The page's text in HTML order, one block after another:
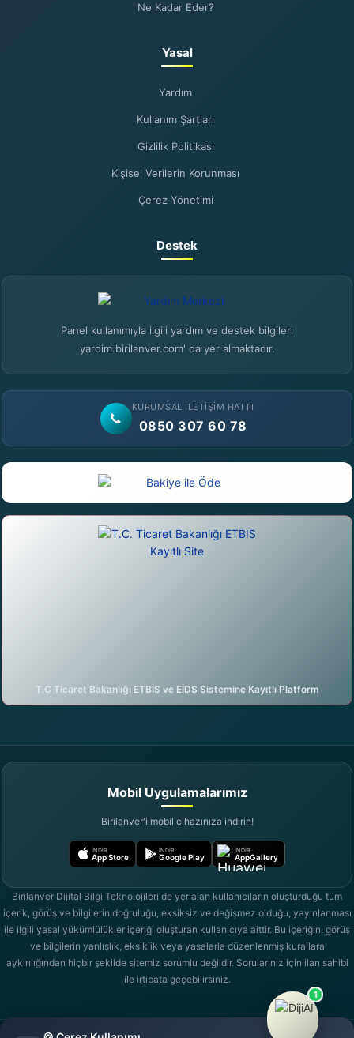
Ne Kadar Eder?
Yasal
Yardım
Kullanım Şartları
Gizlilik Politikası
Kişisel Verilerin Korunması
Çerez Yönetimi
Destek
Panel kullanımıyla ilgili yardım ve destek bilgileri
yardim.birilanver.com' da yer almaktadır.
KURUMSAL İLETIŞIM HATTI
0850 307 60 78
T.C Ticaret Bakanlığı ETBİS ve EİDS Sistemine Kayıtlı Platform
Mobil Uygulamalarımız
Birilanver'i mobil cihazınıza indirin!
İNDIR
App Store
İNDIR
Google Play
İNDIR
AppGallery
Birilanver Dijital Bilgi Teknolojileri'de yer alan kullanıcıların oluşturduğu tüm
içerik, görüş ve bilgilerin doğruluğu, eksiksiz ve değişmez olduğu, yayınlanması
ile ilgili yasal yükümlülükler içeriği oluşturan kullanıcıya aittir. Bu içeriğin, görüş
ve bilgilerin yanlışlık, eksiklik veya yasalarla düzenlenmiş kurallara
aykırılığından hiçbir şekilde sitemiz sorumlu değildir. Sorularınız için ilan sahibi
ile irtibata geçebilirsiniz.
1